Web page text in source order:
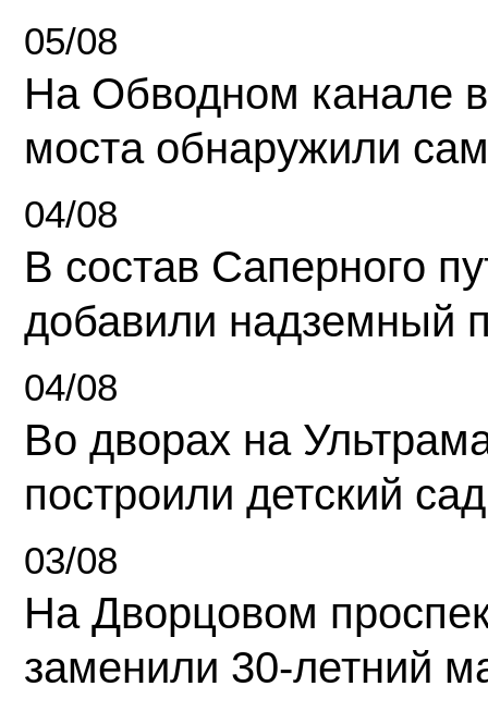
05/08
На Обводном канале
моста обнаружили
04/08
В состав Саперного
добавили надземный
04/08
Во дворах на
построили детский сад
03/08
На Дворцовом
заменили 30-летний